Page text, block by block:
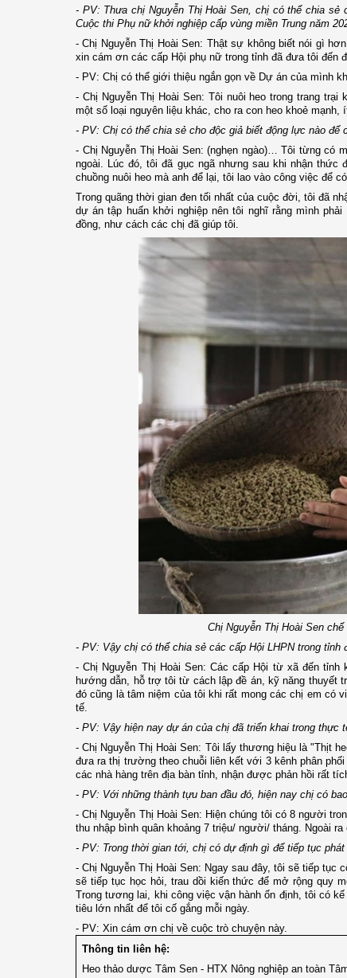
- PV: Thưa chị Nguyễn Thị Hoài Sen, chị có thể chia
Cuộc thi Phụ nữ khởi nghiệp cấp vùng miền Trung năm
- Chị Nguyễn Thị Hoài Sen: Thật sự không biết nói gì
xin cám ơn các cấp Hội phụ nữ trong tỉnh đã đưa tôi đến
- PV: Chị có thể giới thiệu ngắn gọn về Dự án của mình
- Chị Nguyễn Thị Hoài Sen: Tôi nuôi heo trong trang
một số loại nguyên liệu khác, cho ra con heo khoẻ
- PV: Chị có thể chia sẻ cho độc giả biết động lực nào để
- Chị Nguyễn Thị Hoài Sen: (nghẹn ngào)… Tôi từng có
ngoài. Lúc đó, tôi đã gục ngã nhưng sau khi nhận
chuồng nuôi heo mà anh để lại, tôi lao vào công việc để
Trong quãng thời gian đen tối nhất của cuộc đời, tôi đã
dự án tập huấn khởi nghiệp nên tôi nghĩ rằng mình
đồng, như cách các chị đã giúp tôi.
Chị Nguyễn Thị Hoài Sen
- PV: Vậy chị có thể chia sẻ các cấp Hội LHPN trong
- Chị Nguyễn Thị Hoài Sen: Các cấp Hội từ xã đến
hướng dẫn, hỗ trợ tôi từ cách lập đề án, kỹ năng thuyết
đó cũng là tâm niệm của tôi khi rất mong các chị em có
tế.
- PV: Vậy hiện nay dự án của chị đã triển khai trong thực
- Chị Nguyễn Thị Hoài Sen: Tôi lấy thương hiệu là "Thịt
đưa ra thị trường theo chuỗi liên kết với 3 kênh phân
các nhà hàng trên địa bàn tỉnh, nhận được phản hồi rất
- PV: Với những thành tựu ban đầu đó, hiện nay chị có
- Chị Nguyễn Thị Hoài Sen: Hiện chúng tôi có 8 người
thu nhập bình quân khoảng 7 triệu/ người/ tháng. Ngoài
- PV: Trong thời gian tới, chị có dự định gì để tiếp tục
- Chị Nguyễn Thị Hoài Sen: Ngay sau đây, tôi sẽ tiếp
sẽ tiếp tục học hỏi, trau dồi kiến thức để mở rộng quy
Trong tương lai, khi công việc vận hành ổn định, tôi có
tiêu lớn nhất để tôi cố gắng mỗi ngày.
- PV: Xin cám ơn chị về cuộc trò chuyện này.
Thông tin liên hệ:
Heo thảo dược Tâm Sen - HTX Nông nghiệp an toàn